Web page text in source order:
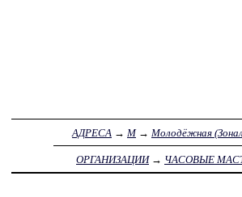
АДРЕСА → М→ Молодёжная
ОРГАНИЗАЦИИ→ ЧАСОВЫЕ